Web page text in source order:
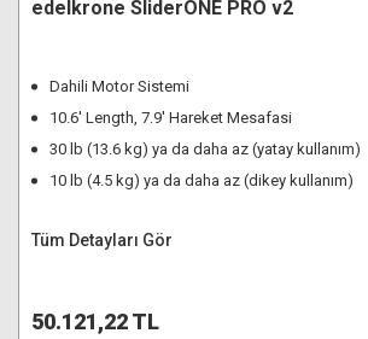
edelkrone SliderONE PRO v2
Dahili Motor Sistemi
10.6' Length, 7.9' Hareket Mesafasi
30 lb (13.6 kg) ya da daha az (yatay kullanım)
10 lb (4.5 kg) ya da daha az (dikey kullanım)
Tüm Detayları Gör
50.121,22 TL